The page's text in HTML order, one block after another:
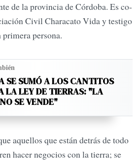
de la provincia de Córdoba. Es co-
Civil Characato Vida y testigo
persona.
SE SUMÓ A LOS CANTITOS
LA LEY DE TIERRAS: "LA
SE VENDE"
aquellos que están detrás de todo
hacer negocios con la tierra; se